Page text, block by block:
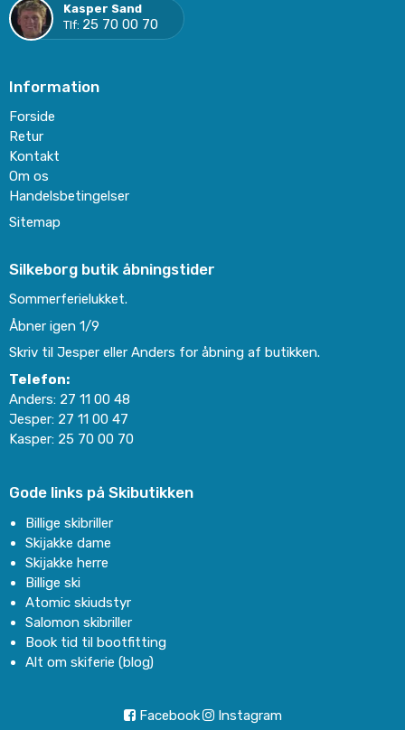
Kasper Sand
Tlf: 25 70 00 70
Information
Forside
Retur
Kontakt
Om os
Handelsbetingelser
Sitemap
Silkeborg butik åbningstider
Sommerferielukket.
Åbner igen 1/9
Skriv til Jesper eller Anders for åbning af butikken.
Telefon:
Anders: 27 11 00 48
Jesper: 27 11 00 47
Kasper: 25 70 00 70
Gode links på Skibutikken
Billige skibriller
Skijakke dame
Skijakke herre
Billige ski
Atomic skiudstyr
Salomon skibriller
Book tid til bootfitting
Alt om skiferie (blog)
Facebook Instagram